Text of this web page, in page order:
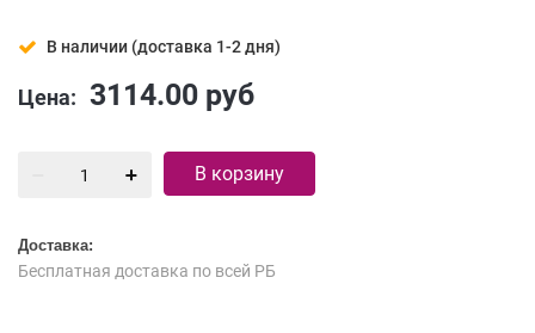
В наличии (доставка 1-2 дня)
Цена: 3114.00 руб
В корзину
Доставка:
Бесплатная доставка по всей РБ